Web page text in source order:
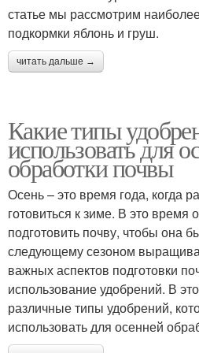
статье мы рассмотрим
подкормки яблонь и груш.
читать дальше →
Какие типы
использовать для
обработки почвы
Осень – это время года, когда
готовиться к зиме. В это время
подготовить почву, чтобы она
следующему сезоном
важных аспектов подготовки
использование удобрений. В
различные типы удобрений,
использовать для осенней